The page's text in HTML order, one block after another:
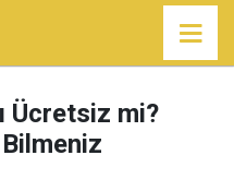
Ücretsiz mi?